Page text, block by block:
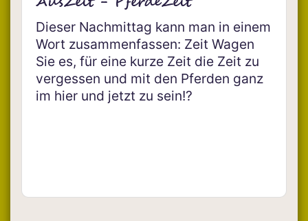
Dieser Nachmittag kann man in einem
Wort zusammenfassen: Zeit Wagen
Sie es, für eine kurze Zeit die Zeit zu
vergessen und mit den Pferden ganz
im hier und jetzt zu sein!?